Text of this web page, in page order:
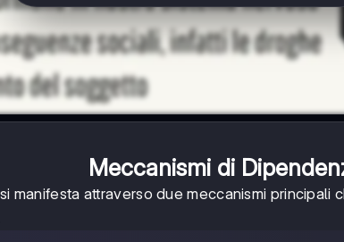
Meccanismi di
si manifesta attraverso due meccanismi principali